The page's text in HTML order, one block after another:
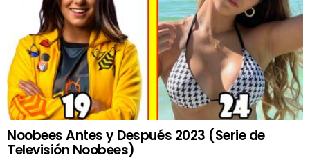
Noobees Antes y Después 2023 (Serie de
Televisión Noobees)